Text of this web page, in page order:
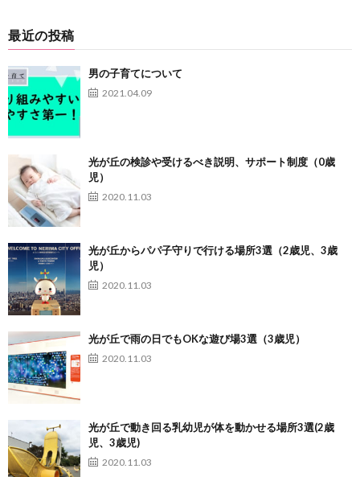
最近の投稿
男の子育てについて
2021.04.09
光が丘の検診や受けるべき説明、サポート制度（0歳
児）
2020.11.03
光が丘からパパ子守りで行ける場所3選（2歳児、3歳
児）
2020.11.03
光が丘で雨の日でもOKな遊び場3選（3歳児）
2020.11.03
光が丘で動き回る乳幼児が体を動かせる場所3選(2歳
児、3歳児)
2020.11.03